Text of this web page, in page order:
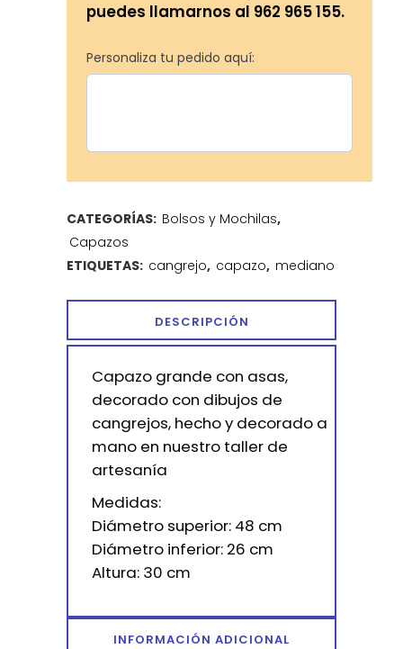
puedes llamarnos al 962 965 155.
Personaliza tu pedido aquí:
CATEGORÍAS: Bolsos y Mochilas,
Capazos
ETIQUETAS: cangrejo, capazo, mediano
DESCRIPCIÓN
Capazo grande con asas,
decorado con dibujos de
cangrejos, hecho y decorado a
mano en nuestro taller de
artesanía
Medidas:
Diámetro superior: 48 cm
Diámetro inferior: 26 cm
Altura: 30 cm
INFORMACIÓN ADICIONAL